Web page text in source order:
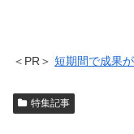
＜PR＞ 短期間で成果
特集記事